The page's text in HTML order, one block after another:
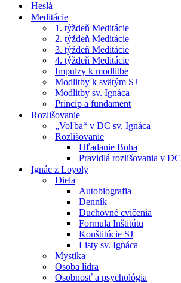
Heslá
Meditácie
1. týždeň Meditácie
2. týždeň Meditácie
3. týždeň Meditácie
4. týždeň Meditácie
Impulzy k modlitbe
Modlitby k svätým SJ
Modlitby sv. Ignáca
Princíp a fundament
Rozlišovanie
„Voľba“ v DC sv. Ignáca
Rozlišovanie
Hľadanie Boha
Pravidlá rozlišovania v DC
Ignác z Loyoly
Diela
Autobiografia
Denník
Duchovné cvičenia
Formula Inštitútu
Konštitúcie SJ
Listy sv. Ignáca
Mystika
Osoba lídra
Osobnosť a psychológia